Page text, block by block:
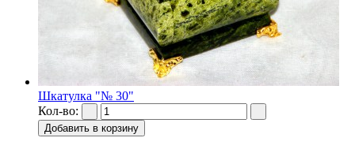
Шкатулка "№ 30"
Кол-во: